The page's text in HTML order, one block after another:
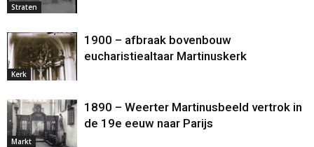
Straten
Kerk
1900 – afbraak bovenbouw
eucharistiealtaar Martinuskerk
Markt
1890 – Weerter Martinusbeeld vertrok in
de 19e eeuw naar Parijs